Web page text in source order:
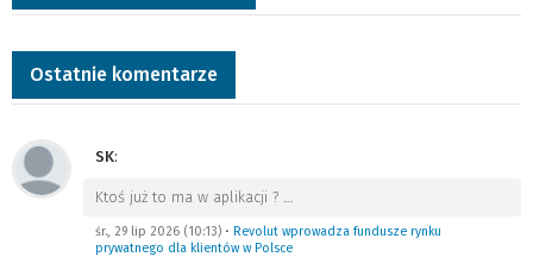
Ostatnie komentarze
SK:
Ktoś już to ma w aplikacji ? …
śr., 29 lip 2026 (10:13) • Revolut wprowadza fundusze rynku
prywatnego dla klientów w Polsce